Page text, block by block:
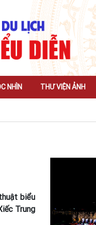
NHÌN THƯ VIỆN ẢNH
biểu
Trung